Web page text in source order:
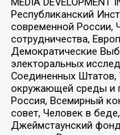
Республиканский
современной России,
сотрудничества,
Демократические
электоральных
Соединенных Штатов,
окружающей среды и
Россия, Всемирный
совет, Человек в
Джеймстаунский